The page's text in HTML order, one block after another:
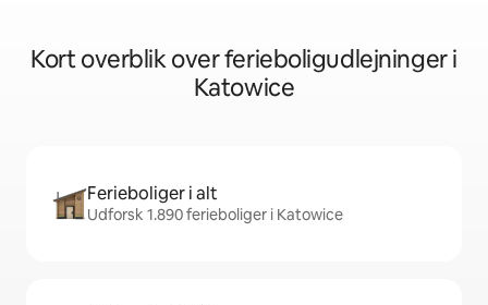
Kort overblik over ferieboligudlejninger i
Katowice
Ferieboliger i alt
Udforsk 1.890 ferieboliger i Katowice